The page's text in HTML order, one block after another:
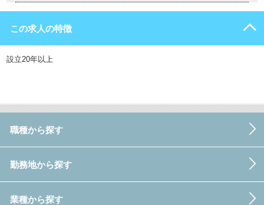
この求人の特徴
設立20年以上
職種から探す
勤務地から探す
業種から探す